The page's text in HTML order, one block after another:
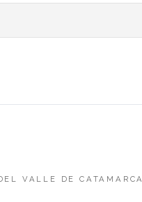
VALLE DE CATAMARCA